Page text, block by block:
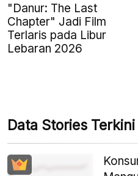
"Danur: The Last
Chapter" Jadi Film
Terlaris pada Libur
Lebaran 2026
Data Stories Terkini